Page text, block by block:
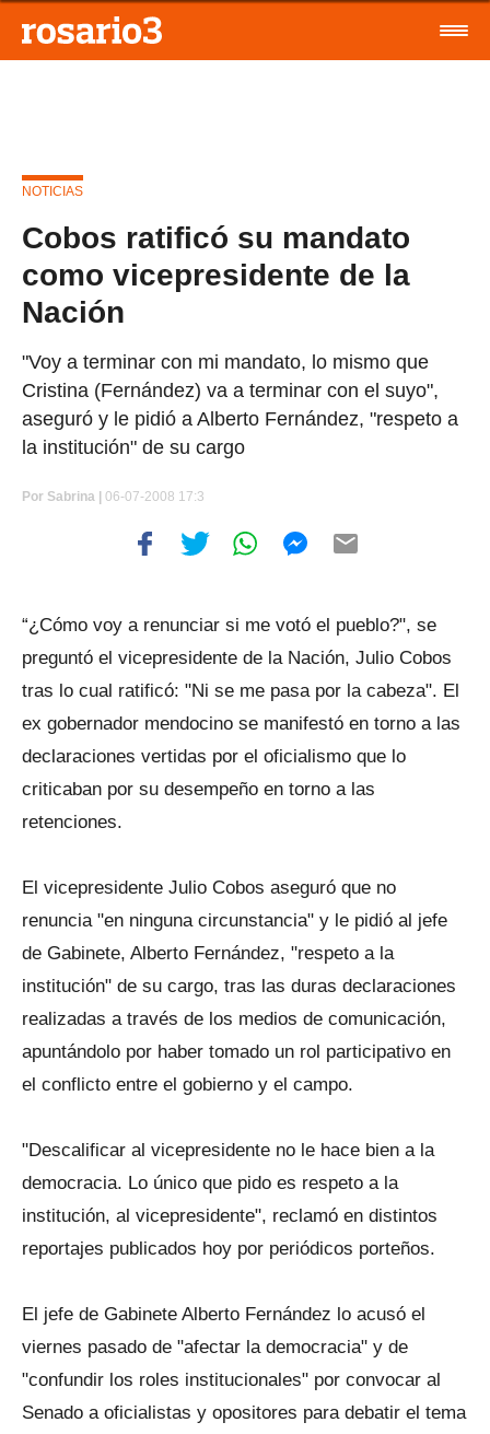
NOTICIAS
Cobos ratificó su mandato
como vicepresidente de la
Nación
"Voy a terminar con mi mandato, lo mismo que
Cristina (Fernández) va a terminar con el suyo",
aseguró y le pidió a Alberto Fernández, "respeto a
la institución" de su cargo
Por Sabrina | 06-07-2008 17:3
“¿Cómo voy a renunciar si me votó el pueblo?", se
preguntó el vicepresidente de la Nación, Julio Cobos
tras lo cual ratificó: "Ni se me pasa por la cabeza". El
ex gobernador mendocino se manifestó en torno a las
declaraciones vertidas por el oficialismo que lo
criticaban por su desempeño en torno a las
retenciones.
El vicepresidente Julio Cobos aseguró que no
renuncia "en ninguna circunstancia" y le pidió al jefe
de Gabinete, Alberto Fernández, "respeto a la
institución" de su cargo, tras las duras declaraciones
realizadas a través de los medios de comunicación,
apuntándolo por haber tomado un rol participativo en
el conflicto entre el gobierno y el campo.
"Descalificar al vicepresidente no le hace bien a la
democracia. Lo único que pido es respeto a la
institución, al vicepresidente", reclamó en distintos
reportajes publicados hoy por periódicos porteños.
El jefe de Gabinete Alberto Fernández lo acusó el
viernes pasado de "afectar la democracia" y de
"confundir los roles institucionales" por convocar al
Senado a oficialistas y opositores para debatir el tema